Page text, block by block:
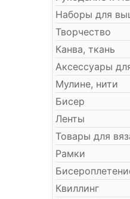
Наборы для
Творчество
Канва, ткань
Аксессуары
Мулине, нити
Бисер
Ленты
Товары для
Рамки
Квиллинг